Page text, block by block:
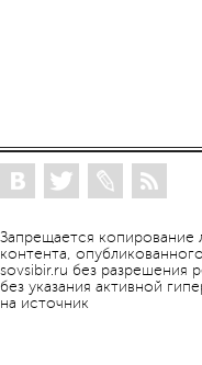
Запрещается копирование
контента,
sovsibir.ru без разрешения
без указания активной
на источник